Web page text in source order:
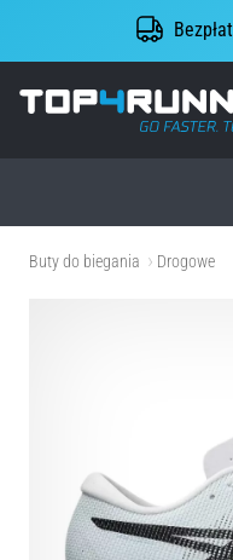
Buty do biegania Drogowe